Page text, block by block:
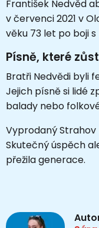
František Nedvěd
v červenci 2021 v
věku 73 let po boji
Písně, které
Bratři Nedvědi byli
Jejich písně si lidé
balady nebo
Vyprodaný
Skutečný úspěch
přežila generace.